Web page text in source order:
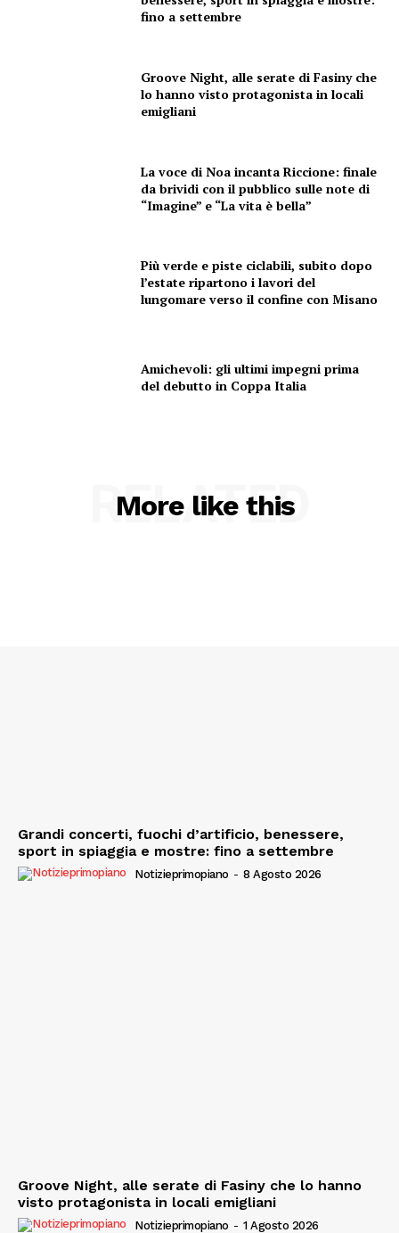
Canale TV 70/80/90
fino a settembre
Groove Night, alle serate di Fasiny che
lo hanno visto protagonista in locali
emigliani
La voce di Noa incanta Riccione: finale
da brividi con il pubblico sulle note di
“Imagine” e “La vita è bella”
Più verde e piste ciclabili, subito dopo
l’estate ripartono i lavori del
lungomare verso il confine con Misano
Amichevoli: gli ultimi impegni prima
del debutto in Coppa Italia
More like this
RELATED
Grandi concerti, fuochi d’artificio, benessere,
sport in spiaggia e mostre: fino a settembre
Notizieprimopiano - 8 Agosto 2026
Groove Night, alle serate di Fasiny che lo hanno
visto protagonista in locali emigliani
Notizieprimopiano - 1 Agosto 2026